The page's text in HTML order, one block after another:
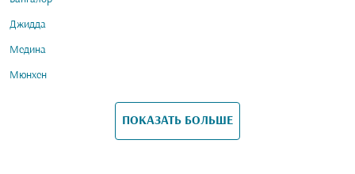
Джидда
Медина
Мюнхен
ПОКАЗАТЬ БОЛЬШЕ